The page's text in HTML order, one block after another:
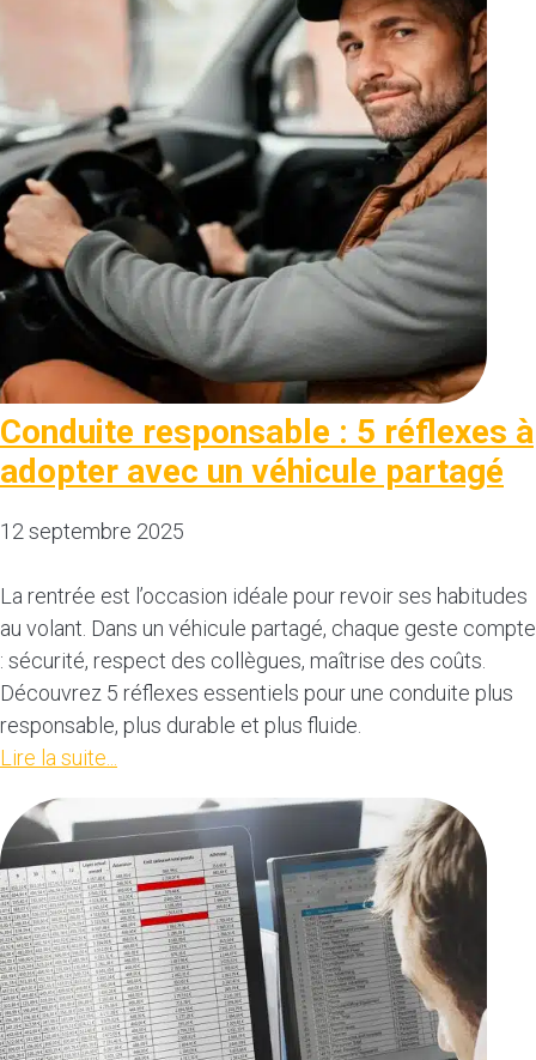
Conduite responsable : 5 réflexes à
adopter avec un véhicule partagé
12 septembre 2025
La rentrée est l’occasion idéale pour revoir ses habitudes
au volant. Dans un véhicule partagé, chaque geste compte
: sécurité, respect des collègues, maîtrise des coûts.
Découvrez 5 réflexes essentiels pour une conduite plus
responsable, plus durable et plus fluide.
Lire la suite...